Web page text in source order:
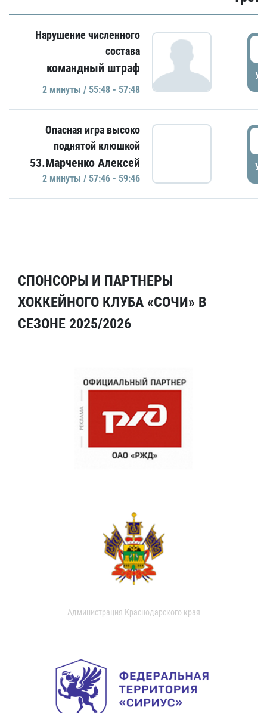
Нарушение численного
состава
командный штраф
2 минуты / 55:48 - 57:48
Опасная игра высоко
поднятой клюшкой
53.Марченко Алексей
2 минуты / 57:46 - 59:46
СПОНСОРЫ И ПАРТНЕРЫ
ХОККЕЙНОГО КЛУБА «СОЧИ» В
СЕЗОНЕ 2025/2026
Администрация Краснодарского края